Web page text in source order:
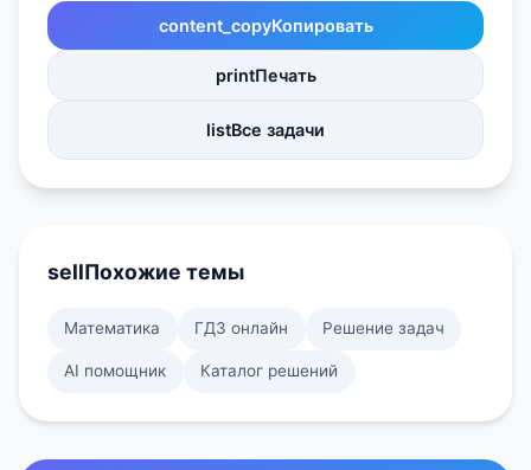
content_copyКопировать
printПечать
listВсе задачи
sellПохожие темы
Математика ГДЗ онлайн Решение задач
AI помощник Каталог решений